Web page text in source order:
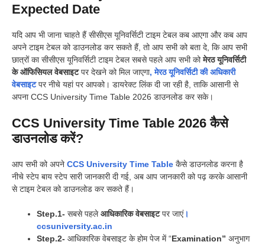
Expected Date
यदि आप भी जाना चाहते हैं सीसीएस यूनिवर्सिटी टाइम टेबल कब आएगा और कब आप
अपने टाइम टेबल को डाउनलोड कर सकते हैं, तो आप सभी को बता दे, कि आप सभी
छात्रों का सीसीएस यूनिवर्सिटी टाइम टेबल सबसे पहले आप सभी कोमेरठ यूनिवर्सिटी
के ऑफिसियल वेबसाइटपर देखने को मिल जाएगा, मेरठ यूनिवर्सिटी की अधिकारी
वेबसाइटपर नीचे यहां पर आपको। डायरेक्ट लिंक दी जा रही है, ताकि आसानी से
अपना CCS University Time Table 2026 डाउनलोड कर सके।
CCS University Time Table 2026 कैसे
डाउनलोड करें?
आप सभी को अपने CCS University Time Table कैसे डाउनलोड करना है
नीचे स्टेप बाय स्टेप सारी जानकारी दी गई, अब आप जानकारी को पढ़ करके आसानी
से टाइम टेबल को डाउनलोड कर सकते हैं।
Step.1- सबसे पहलेआधिकारिक वेबसाइटपर जाएं।
ccsuniversity.ac.in
Step.2- आधिकारिक वेबसाइट के होम पेज में “Examination” अनुभाग